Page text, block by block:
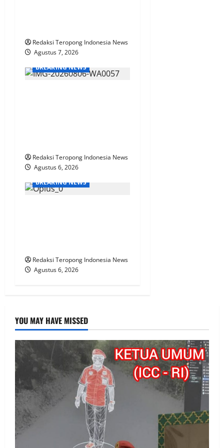
Redaksi Teropong Indonesia News
Agustus 7, 2026
BREAKING NEWS
Redaksi Teropong Indonesia News
Agustus 6, 2026
BREAKING NEWS
Redaksi Teropong Indonesia News
Agustus 6, 2026
YOU MAY HAVE MISSED